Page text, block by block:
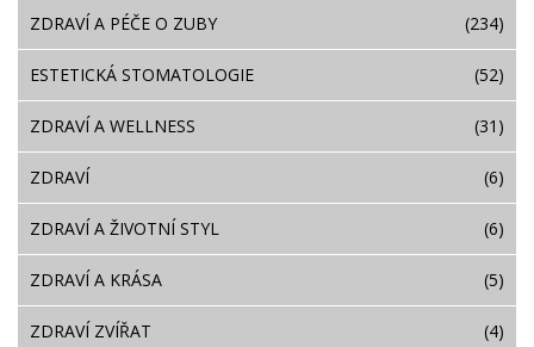
ZDRAVÍ A PÉČE O ZUBY (234)
ESTETICKÁ STOMATOLOGIE (52)
ZDRAVÍ A WELLNESS (31)
ZDRAVÍ (6)
ZDRAVÍ A ŽIVOTNÍ STYL (6)
ZDRAVÍ A KRÁSA (5)
ZDRAVÍ ZVÍŘAT (4)